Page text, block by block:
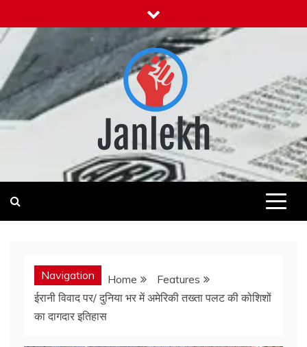
to
content
News for Public
Navigation Home
Features
ईरानी विवाद पर/ दुनिया भर में अमेरिकी तख्ता पलट की कोशिशों
का दागदार इतिहास